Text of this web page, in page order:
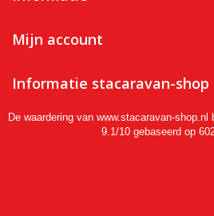
Mijn account
Informatie stacaravan-shop
De waardering van www.stacaravan-shop.nl
9.1/10 gebaseerd op